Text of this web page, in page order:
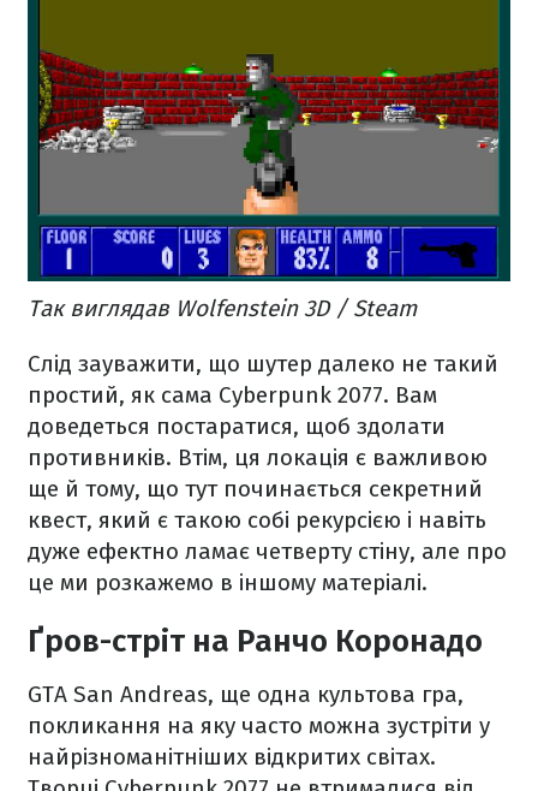
Так виглядав Wolfenstein 3D / Steam
Слід зауважити, що шутер далеко не такий
простий, як сама Cyberpunk 2077. Вам
доведеться постаратися, щоб здолати
противників. Втім, ця локація є важливою
ще й тому, що тут починається секретний
квест, який є такою собі рекурсією і навіть
дуже ефектно ламає четверту стіну, але про
це ми розкажемо в іншому матеріалі.
Ґров-стріт на Ранчо Коронадо
GTA San Andreas, ще одна культова гра,
покликання на яку часто можна зустріти у
найрізноманітніших відкритих світах.